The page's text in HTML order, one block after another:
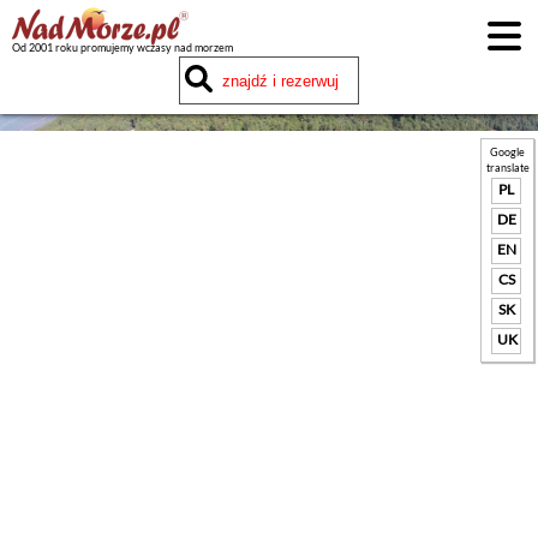
Od 2001 roku promujemy wczasy nad morzem
Google
translate
PL
DE
EN
CS
SK
UK